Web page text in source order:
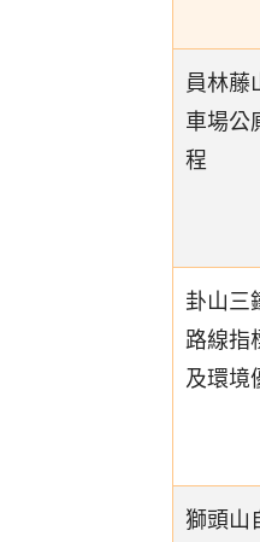
員林藤
車場公
程
卦山三
路線指
及環境
獅頭山